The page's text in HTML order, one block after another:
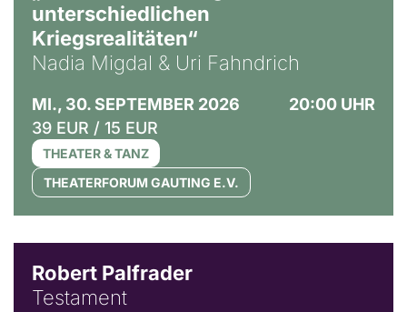
unterschiedlichen
Kriegsrealitäten“
Nadia Migdal & Uri Fahndrich
MI., 30. SEPTEMBER 2026
20:00 UHR
39 EUR / 15 EUR
THEATER & TANZ
THEATERFORUM GAUTING E.V.
Robert Palfrader
Testament